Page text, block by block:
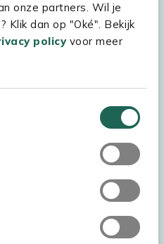
onze partners. Wil je
Klik dan op "Oké". Bekijk
policyvoor meer